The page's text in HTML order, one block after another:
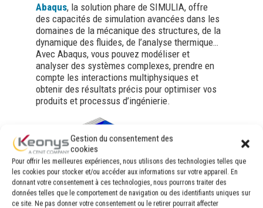
Gestion du consentement des
cookies
Pour offrir les meilleures expériences, nous utilisons des technologies telles que
les cookies pour stocker et/ou accéder aux informations sur votre appareil. En
donnant votre consentement à ces technologies, nous pourrons traiter des
données telles que le comportement de navigation ou des identifiants uniques sur
ce site. Ne pas donner votre consentement ou le retirer pourrait affecter
Abaqus, la solution phare de SIMULIA, offre
des capacités de simulation avancées dans les
domaines de la mécanique des structures, de la
dynamique des fluides, de l’analyse thermique…
Avec Abaqus, vous pouvez modéliser et
analyser des systèmes complexes, prendre en
compte les interactions multiphysiques et
obtenir des résultats précis pour optimiser vos
produits et processus d’ingénierie.